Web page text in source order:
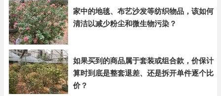
家中的地毯、布艺沙发等纺织物品，该如何
清洁以减少粉尘和微生物污染？
如果买到的商品属于套装或组合款，价保计
算时到底是整套退差、还是拆开单件逐个比
价？